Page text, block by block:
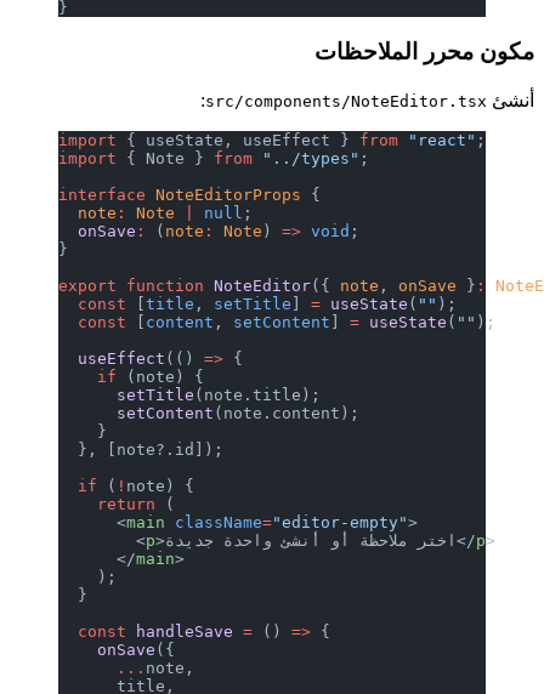
مكون محرر الملاحظات
أنشئsrc/components/NoteEditor.tsx
:
import { useState, useEffect } from "react"
import { Note } from "../types"
interface NoteEditorProps {
  note
Note null
  onSave
(note Note ) => void
export function NoteEditor ({ note , onSave }
  const
[title , setTitle ] useState ( "" );
  const
[content , setContent ] useState ( "" );
  useEffect
(() => {
    if
(note) {
      setTitle
(note.title);
      setContent
(note.content);
    }
  }, [note?.id]);
  if
( !note) {
    return
(
      <
main className="editor-empty"
        <
p >اختر ملاحظة أو أنشئ واحدة جديدة</p
      </
main
    );
  }
  const
handleSave = () => {
    onSave
({
      ...
note,
      title,